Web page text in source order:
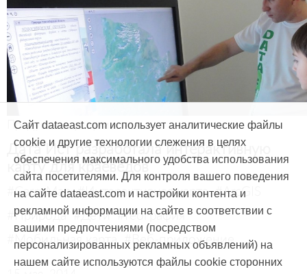
Продукты и услуги
Дата Ист разработала интерактивную
карту для краеведов
#CarryMap #Интерактивная карта #ArcGIS
#Природа #Дети #География
#Мобильная карта #Веб-приложение
Сайт dataeast.com использует аналитические файлы
cookie и другие технологии слежения в целях
обеспечения максимального удобства использования
сайта посетителями. Для контроля вашего поведения
на сайте dataeast.com и настройки контента и
рекламной информации на сайте в соответствии с
вашими предпочтениями (посредством
персонализированных рекламных объявлений) на
нашем сайте используются файлы cookie сторонних